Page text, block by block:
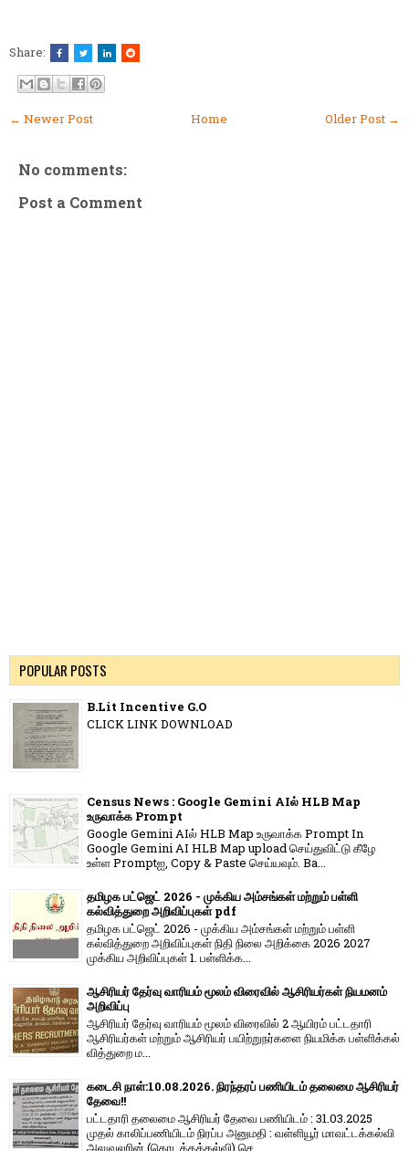
Share:
← Newer Post Older Post →
Home
No comments:
Post a Comment
POPULAR POSTS
B.Lit Incentive G.O
CLICK LINK DOWNLOAD
Census News : Google Gemini AIல் HLB Map
உருவாக்க Prompt
Google Gemini AIல் HLB Map உருவாக்க Prompt In
Google Gemini AI HLB Map upload செய்துவிட்டு கீழே
உள்ள Promptஐ, Copy & Paste செய்யவும். Ba...
தமிழக பட்ஜெட் 2026 - முக்கிய அம்சங்கள் மற்றும் பள்ளி
கல்வித்துறை அறிவிப்புகள் pdf
தமிழக பட்ஜெட் 2026 - முக்கிய அம்சங்கள் மற்றும் பள்ளி
கல்வித்துறை அறிவிப்புகள் நிதி நிலை அறிக்கை 2026 2027
முக்கிய அறிவிப்புகள் 1. பள்ளிக்க...
ஆசிரியர் தேர்வு வாரியம் மூலம் விரைவில் ஆசிரியர்கள் நியமனம்
அறிவிப்பு
ஆசிரியர் தேர்வு வாரி​யம் மூலம் விரை​வில் 2 ஆயிரம் பட்​ட​தாரி
ஆசிரியர்​கள் மற்​றும் ஆசிரியர் பயிற்றுநர்​களை நியமிக்க பள்​ளிக்​கல்​
வித்​துறை ம...
கடைசி நாள்:10.08.2026. நிரந்தரப் பணியிடம் தலைமை ஆசிரியர்
தேவை!!
பட்டதாரி தலைமை ஆசிரியர் தேவை பணியிடம் : 31.03.2025
முதல் காலிப்பணியிடம் நிரப்ப அனுமதி : வள்ளியூர் மாவட்டக்கல்வி
அலுவலரின் (தொடக்கக்கல்வி) செ...